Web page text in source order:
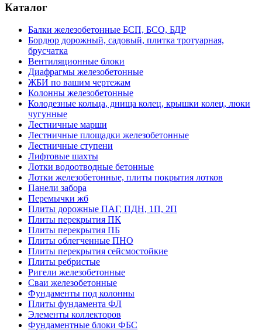
Каталог
Балки железобетонные БСП, БСО, БДР
Бордюр дорожный, садовый, плитка тротуарная,
брусчатка
Вентиляционные блоки
Диафрагмы железобетонные
ЖБИ по вашим чертежам
Колонны железобетонные
Колодезные кольца, днища колец, крышки колец, люки
чугунные
Лестничные марши
Лестничные площадки железобетонные
Лестничные ступени
Лифтовые шахты
Лотки водоотводные бетонные
Лотки железобетонные, плиты покрытия лотков
Панели забора
Перемычки жб
Плиты дорожные ПАГ, ПДН, 1П, 2П
Плиты перекрытия ПК
Плиты перекрытия ПБ
Плиты облегченные ПНО
Плиты перекрытия сейсмостойкие
Плиты ребристые
Ригели железобетонные
Сваи железобетонные
Фундаменты под колонны
Плиты фундамента ФЛ
Элементы коллекторов
Фундаментные блоки ФБС